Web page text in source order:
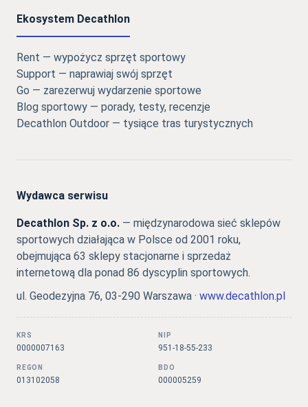
Ekosystem Decathlon
Rent — wypożycz sprzęt sportowy
Support — naprawiaj swój sprzęt
Go — zarezerwuj wydarzenie sportowe
Blog sportowy — porady, testy, recenzje
Decathlon Outdoor — tysiące tras turystycznych
Wydawca serwisu
Decathlon Sp. z o.o. — międzynarodowa sieć sklepów
sportowych działająca w Polsce od 2001 roku,
obejmująca 63 sklepy stacjonarne i sprzedaż
internetową dla ponad 86 dyscyplin sportowych.
ul. Geodezyjna 76, 03-290 Warszawa · www.decathlon.pl
KRS
0000007163
NIP
951-18-55-233
REGON
013102058
BDO
000005259